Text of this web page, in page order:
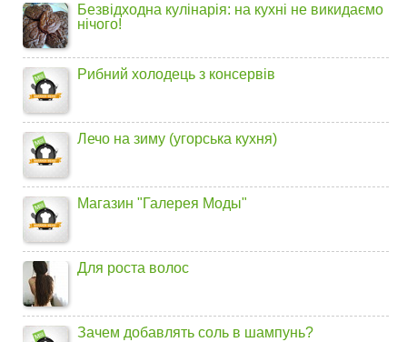
Безвідходна кулінарія: на кухні не викидаємо
нічого!
Рибний холодець з консервів
Лечо на зиму (угорська кухня)
Магазин "Галерея Моды"
Для роста волос
Зачем добавлять соль в шампунь?